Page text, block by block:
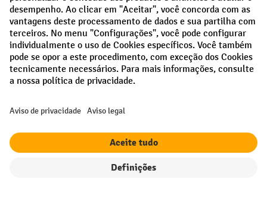
Ordenação
Redes sociais
Facebook
LinkedIn
Instagram
Proteção de dados Definições de privacidade
Todos os preços excl. IVA maiscustos de envio
entrega, se não indicado o contrário.
¹ O desconto é válido enquanto durarem os stocks. O desconto não se